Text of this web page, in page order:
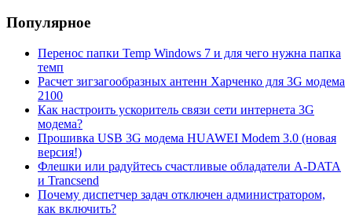
Популярное
Перенос папки Temp Windows 7 и для чего нужна папка
темп
Расчет зигзагообразных антенн Харченко для 3G модема
2100
Как настроить ускоритель связи сети интернета 3G
модема?
Прошивка USB 3G модема HUAWEI Modem 3.0 (новая
версия!)
Флешки или радуйтесь счастливые обладатели A-DATA
и Trancsend
Почему диспетчер задач отключен администратором,
как включить?